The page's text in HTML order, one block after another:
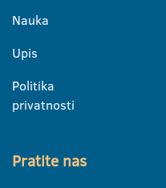
Nauka
Upis
Politika
privatnosti
Pratite nas